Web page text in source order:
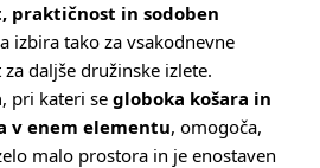
praktičnost in sodoben
izbira tako za vsakodnevne
daljše družinske izlete.
, pri kateri se globoka košara in
v enem elementu, omogoča,
malo prostora in je enostaven